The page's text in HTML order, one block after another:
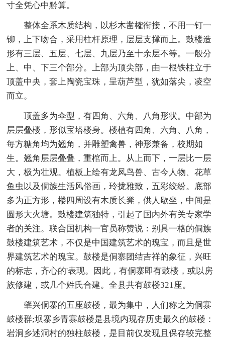
寸全凭心中黔算。
整体全系木质结构，以杉木凿榷衔接，不用一钉一
铆，上下吻合，采用柱杆原理，层层支撑而上。鼓楼造
形有三层、五层、七层、九层乃至十余层不等。一般分
上、中、下三个部分。上部为顶尖部，由一根铁柱立于
顶盖中央，套上陶瓷宝珠，呈葫芦型，犹如落尖，凌空
而立。
顶盖多为伞型，有四角、六角、八角形状。中部为
层层叠楼，形似宝塔楼身。楼植有四角、六角、八角，
每方糖角均为翘角，并雕塑禽兽，神形兼备，校期如
生。翘角层层叠叠，重棺而上。从上而下，一层比一层
大，极为壮观。植板上绘有龙凤鸟兽、古今人物、花草
鱼虫以及侗族生活风俗画，玲拢雅致，五彩绞纷。底部
多为正方形，楼四周设有木质长凳，供人歇坐，中间是
圆形大火塘。鼓楼建筑独特，引起了国内外有关专家学
者的关注。联合国机构一官员称赞说：别具一格的侗族
鼓楼建筑艺术，不仅是中国建筑艺术的瑰宝，而且是世
界建筑艺术的瑰宝。鼓楼是侗寨团结吉祥的象征，兴旺
的标志，齐心的'表现。因此，有侗寨即有鼓楼，或以房
族修建，或几个姓氏合建。全县共有鼓楼321座。
肇兴侗寨的五座鼓楼，最为集中，人们称之为侗寨
鼓楼群;坝寨乡青寨鼓楼是县境内现存历史最久的鼓楼：
岩洞乡述洞村的独柱鼓楼，是目前仅发现且保存较完整